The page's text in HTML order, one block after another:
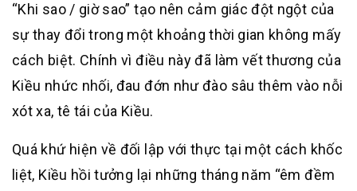
“Khi sao / giờ sao” tạo nên cảm giác đột ngột của
sự thay đổi trong một khoảng thời gian không mấy
cách biệt. Chính vì điều này đã làm vết thương của
Kiều nhức nhối, đau đớn như đào sâu thêm vào nỗi
xót xa, tê tái của Kiều.
Quá khứ hiện về đối lập với thực tại một cách khốc
liệt, Kiều hồi tưởng lại những tháng năm “êm đềm